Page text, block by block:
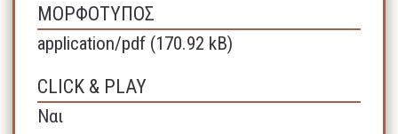
ΜΟΡΦΟΤΥΠΟΣ
application/pdf (170.92 kB)
CLICK & PLAY
Ναι